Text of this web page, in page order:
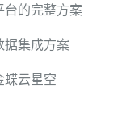
台的完整方案
据集成方案
蝶云星空